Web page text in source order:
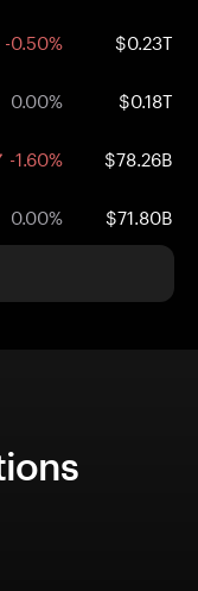
-0.50% $0.23T
0.00% $0.18T
-1.60% $78.26B
0.00% $71.80B